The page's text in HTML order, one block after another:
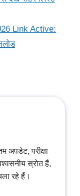
Link Active:
अपडेट, परीक्षा
स्रोत हैं,
रहे हैं।